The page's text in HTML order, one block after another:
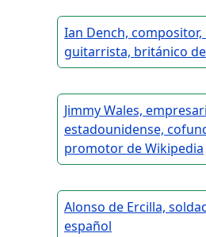
Ian Dench, compositor,
guitarrista, británico
Jimmy Wales,
estadounidense,
promotor de Wikipedia
Alonso de Ercilla,
español